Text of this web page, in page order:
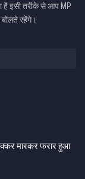
इसी तरीके से आप MP
बोलते रहेंगे।
मारकर फरार हुआ